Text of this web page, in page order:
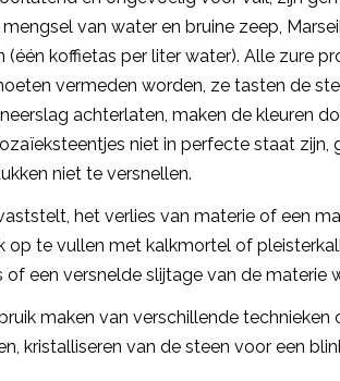
van water en bruine zeep,
koffietas per liter water). Alle zure
vermeden worden, ze tasten de
achterlaten, maken de kleuren
niet in perfecte staat
niet te versnellen.
het verlies van materie of een
op te vullen met kalkmortel of
of een versnelde slijtage van de materie
maken van verschillende
kristalliseren van de steen voor een